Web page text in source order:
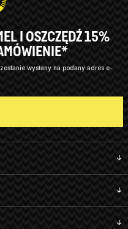
I OSZCZĘDŹ 15%
wysłany na podany adres e-